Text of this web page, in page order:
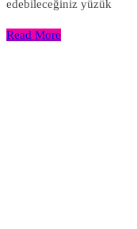
edebileceğiniz yüzük
Read More